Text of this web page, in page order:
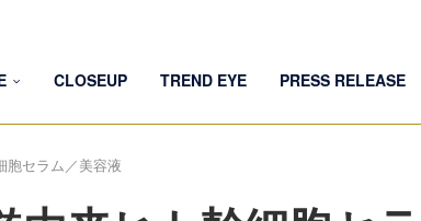
CLOSEUP TREND EYE PRESS RELEASE
胞セラム／美容液